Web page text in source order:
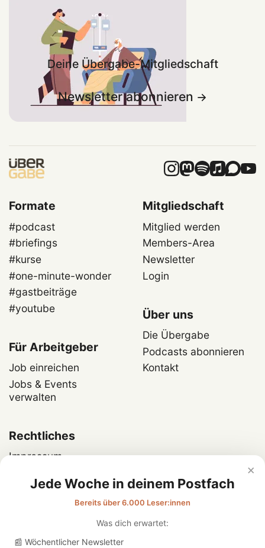
Deine Übergabe-Mitgliedschaft
Newsletter abonnieren
Formate
#podcast
#briefings
#kurse
#one-minute-wonder
#gastbeiträge
#youtube
Mitgliedschaft
Mitglied werden
Members-Area
Newsletter
Login
Für Arbeitgeber
Job einreichen
Jobs & Events
verwalten
Über uns
Die Übergabe
Podcasts abonnieren
Kontakt
Rechtliches
Impressum
×
Jede Woche in deinem Postfach
Bereits über 6.000 Leser:innen
Was dich erwartet:
📰 Wöchentlicher Newsletter